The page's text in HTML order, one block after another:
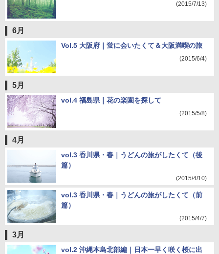
(2015/7/13)
6月
Vol.5 大阪府｜蛍に会いたくて＆大阪満喫の旅
(2015/6/4)
5月
vol.4 福島県｜花の楽園を探して
(2015/5/8)
4月
vol.3 香川県・春｜うどんの旅がしたくて（後
篇）
(2015/4/10)
vol.3 香川県・春｜うどんの旅がしたくて（前
篇）
(2015/4/7)
3月
vol.2 沖縄本島北部編｜日本一早く咲く桜に出